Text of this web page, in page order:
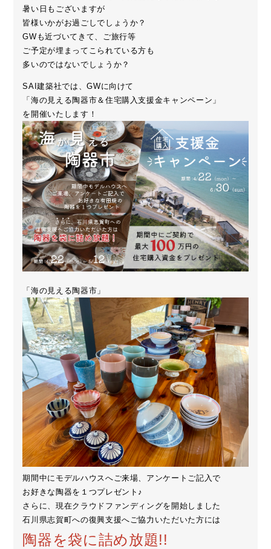
暑い日もございますが
皆様いかがお過ごしでしょうか？
GWも近づいてきて、ご旅行等
ご予定が埋まってこられている方も
多いのではないでしょうか？
SAI建築社では、GWに向けて
「海の見える陶器市＆住宅購入支援金キャンペーン」
を開催いたします！
「海の見える陶器市」
期間中にモデルハウスへご来場、アンケートご記入で
お好きな陶器を１つプレゼント♪
さらに、現在クラウドファンディングを開始しました
石川県志賀町への復興支援へご協力いただいた方には
陶器を袋に詰め放題!!